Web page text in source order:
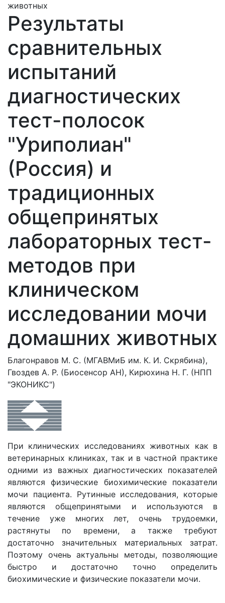
животных
Результаты
сравнительных
испытаний
диагностических
тест-полосок
"Уриполиан"
(Россия) и
традиционных
общепринятых
лабораторных тест-
методов при
клиническом
исследовании мочи
домашних животных
Благонравов М. С. (МГАВМиБ им. К. И. Скрябина),
Гвоздев А. Р. (Биосенсор АН), Кирюхина Н. Г. (НПП
"ЭКОНИКС")
При клинических исследованиях животных как в
ветеринарных клиниках, так и в частной практике
одними из важных диагностических показателей
являются физические биохимические показатели
мочи пациента. Рутинные исследования, которые
являются общепринятыми и используются в
течение уже многих лет, очень трудоемки,
растянуты по времени, а также требуют
достаточно значительных материальных затрат.
Поэтому очень актуальны методы, позволяющие
быстро и достаточно точно определить
биохимические и физические показатели мочи.